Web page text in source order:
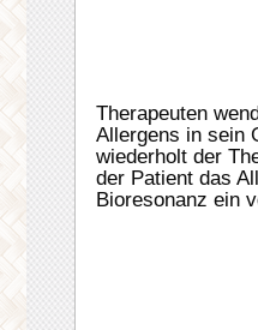
Therapeuten
Allergens in sein
wiederholt der
der Patient das
Bioresonanz ein